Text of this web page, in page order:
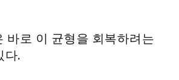
바로 이 균형을 회복하려는
다.